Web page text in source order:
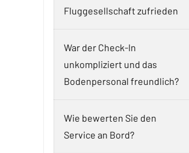
Fluggesellschaft zufrieden
War der Check-In
unkompliziert und das
Bodenpersonal freundlich?
Wie bewerten Sie den
Service an Bord?